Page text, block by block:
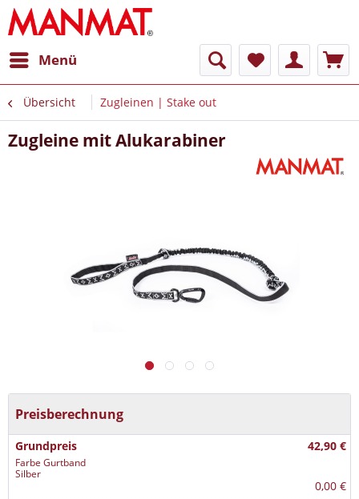
Menü
Übersicht Zugleinen | Stake out
Zugleine mit Alukarabiner
Preisberechnung
Grundpreis 42,90 €
Farbe Gurtband
Silber
0,00 €